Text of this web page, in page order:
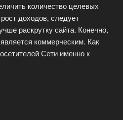
количество целевых
доходов, следует
раскрутку сайта. Конечно,
коммерческим. Как
Сети именно к